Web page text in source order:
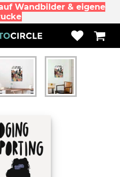
Wandbilder & eigene